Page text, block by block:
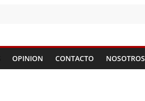
OPINION CONTACTO NOSOTROS